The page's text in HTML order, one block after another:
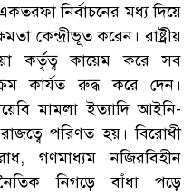
নির্বাচনের মধ্য দিয়ে
কেন্দ্রীভূত করেন। রাষ্ট্রীয়
কর্তৃত্ব কায়েম করে সব
কার্যত রুদ্ধ করে দেন।
মামলা ইত্যাদি আইনি-
পরিণত হয়। বিরোধী
গণমাধ্যম নজিরবিহীন
নিগড়ে বাঁধা পড়ে